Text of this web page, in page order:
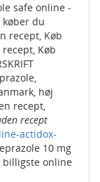
safe online -
køber du
recept, Køb
Køb
høj
recept,
recept
actidox-
10 mg
billigste online